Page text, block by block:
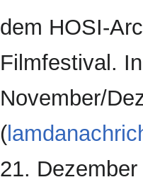
dem HOSI-
Filmfestival.
November/
(
21. Dezember